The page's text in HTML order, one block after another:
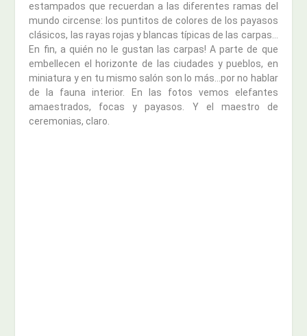
estampados que recuerdan a las diferentes ramas del
mundo circense: los puntitos de colores de los payasos
clásicos, las rayas rojas y blancas típicas de las carpas…
En fin, a quién no le gustan las carpas! A parte de que
embellecen el horizonte de las ciudades y pueblos, en
miniatura y en tu mismo salón son lo más…por no hablar
de la fauna interior. En las fotos vemos elefantes
amaestrados, focas y payasos. Y el maestro de
ceremonias, claro.